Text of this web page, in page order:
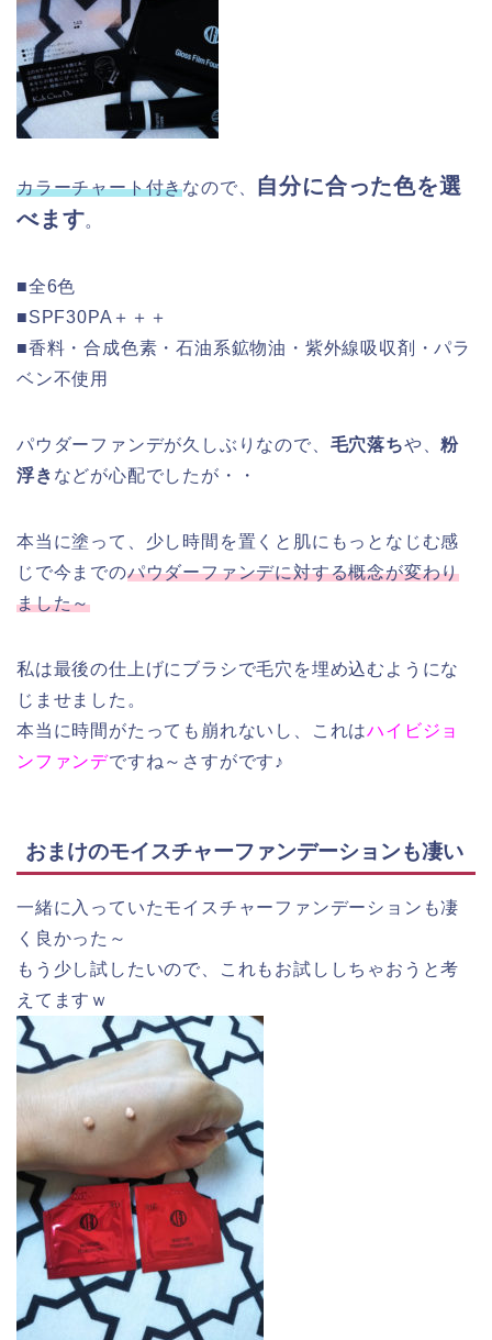
カラーチャート付きなので、 自分に合った色を選
べます。
■全6色
■SPF30PA＋＋＋
■香料・合成色素・石油系鉱物油・紫外線吸収剤・パラ
ベン不使用
パウダーファンデが久しぶりなので、 毛穴落ちや、粉
浮き などが心配でしたが・・
本当に塗って、少し時間を置くと肌にもっとなじむ感
じで今までのパウダーファンデに対する概念が変わり
ました～
私は最後の仕上げにブラシで毛穴を埋め込むようにな
じませました。
本当に時間がたっても崩れないし、これはハイビジョ
ンファンデですね～さすがです♪
おまけのモイスチャーファンデーションも凄い
一緒に入っていたモイスチャーファンデーションも凄
く良かった～
もう少し試したいので、これもお試ししちゃおうと考
えてますｗ